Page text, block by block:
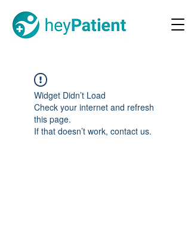
Widget Didn’t Load
Check your internet and refresh
this page.
If that doesn’t work, contact us.